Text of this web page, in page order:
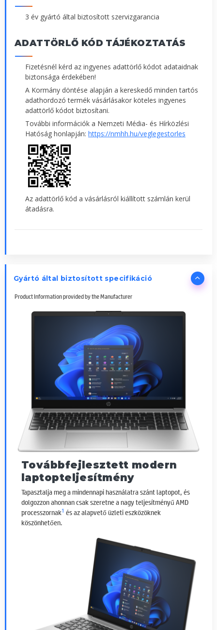
3 év gyártó által biztosított szervizgarancia
ADATTÖRLŐ KÓD TÁJÉKOZTATÁS
Fizetésnél kérd az ingyenes adattörlő kódot adataidnak
biztonsága érdekében!
A Kormány döntése alapján a kereskedő minden tartós
adathordozó termék vásárlásakor köteles ingyenes
adattörlő kódot biztosítani.
További információk a Nemzeti Média- és Hírközlési
Hatóság honlapján: https://nmhh.hu/veglegestorles
Az adattörlő kód a vásárlásról kiállított számlán kerül
átadásra.
Gyártó által biztosított specifikáció
Product Information provided by the Manufacturer
Továbbfejlesztett modern
laptopteljesítmény
Tapasztalja meg a mindennapi használatra szánt laptopot, és
dolgozzon ahonnan csak szeretne a nagy teljesítményű AMD
processzornak1 és az alapvető üzleti eszközöknek
köszönhetően.